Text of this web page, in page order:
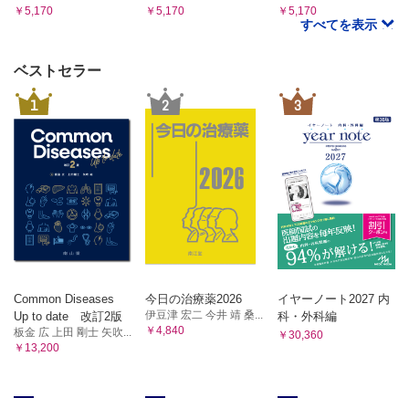
￥5,170 ￥5,170 ￥5,170
すべてを表示
ベストセラー
1
Common Diseases
Up to date 改訂2版
板金 広 上田 剛士 矢吹...
￥13,200
2
今日の治療薬2026
伊豆津 宏二 今井 靖 桑...
￥4,840
3
イヤーノート2027 内
科・外科編
￥30,360